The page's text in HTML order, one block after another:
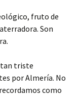
fruto de
Son
tan triste
por Almería. No
como